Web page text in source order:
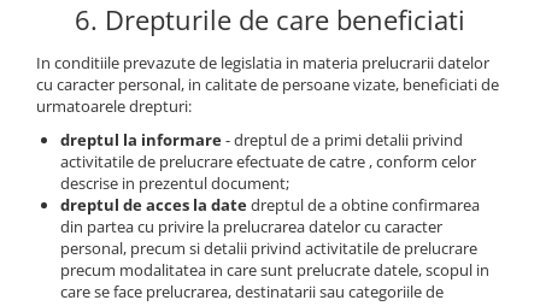
6. Drepturile de care beneficiati
In conditiile prevazute de legislatia in materia prelucrarii datelor
cu caracter personal, in calitate de persoane vizate, beneficiati de
urmatoarele drepturi:
dreptul la informare- dreptul de a primi detalii privind
activitatile de prelucrare efectuate de catre , conform celor
descrise in prezentul document;
dreptul de acces la datedreptul de a obtine confirmarea
din partea cu privire la prelucrarea datelor cu caracter
personal, precum si detalii privind activitatile de prelucrare
precum modalitatea in care sunt prelucrate datele, scopul in
care se face prelucrarea, destinatarii sau categoriile de